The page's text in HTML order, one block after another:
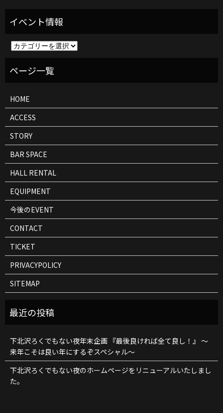
ト
HOME
ACCESS
STORY
BAR SPACE
HALL RENTAL
EQUIPMENT
今後のEVENT
CONTACT
TICKET
PRIVACYPOLICY
SITEMAP
下北沢ろくでもない夜年末企画 『最後良ければ全て良し！』 ～
来年こそは良い年にするぞスペシャル～
下北沢ろくでもない夜のホームページをリニューアルいたしまし
た。